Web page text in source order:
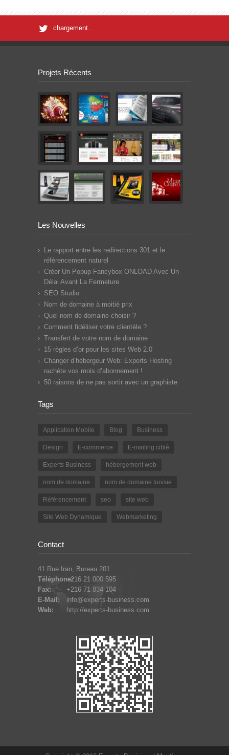
chargement...
Projets Récents
Les Nouvelles
Le rapport entre les redirections 301 et le
référencement naturel
Créer Un Popup Fancybox ONLOAD Avec Un
Délai Avant La Fermeture
SEO Studio
Nom de domaine à moitié prix
Quel nom de domaine choisir ?
Comment fidéliser votre clientèle ?
Transfert de votre nom de domaine
15 règles d’or pour les sites Web 2.0
Changer d’hébergeur Web: Experts Hosting
rachète vos mois d’abonnement !
50 raisons de ne pas sortir avec un graphiste
Tags
Application Mobile Blog Business
Design E-commerce E-mailing ciblé
Experts Business hébergement web
nom de domaine nom de domaine tunisie
Référencement seo site web
Site Web Dynamique Webmarketing
Contact
41 Rue Iran, Bureau 201
Téléphone:+216 21 000 595
Fax:
+216 71 834 104
E-Mail:
info@experts-business.com
Web:
http://experts-business.com